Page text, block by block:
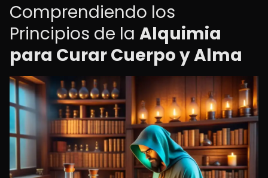
Comprendiendo los
Principios de la Alquimia
para Curar Cuerpo y Alma